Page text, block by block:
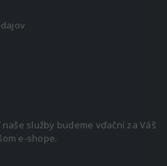
služby budeme vďační za Váš
e-shope.